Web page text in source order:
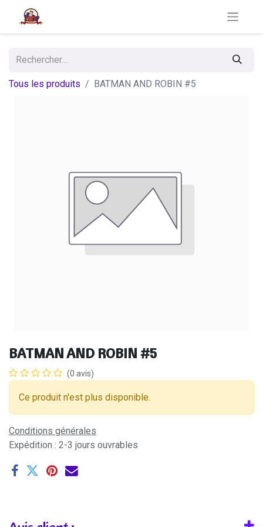
Tous les produits BATMAN AND ROBIN #5
BATMAN AND ROBIN #5
(0 avis)
Ce produit n'est plus disponible.
Conditions générales
Expédition : 2-3 jours ouvrables